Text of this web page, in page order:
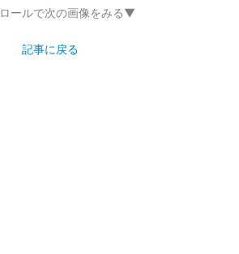
ールで次の画像をみる▼
記事に戻る